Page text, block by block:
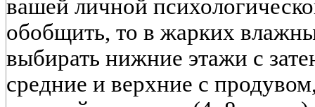
вашей личной
обобщить, то в жарких
выбирать нижние этажи с
средние и верхние с